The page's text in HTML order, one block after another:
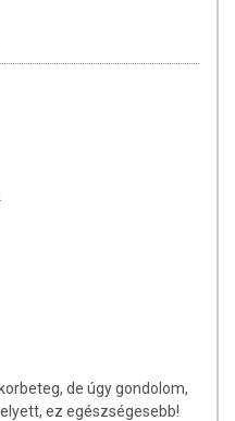
de úgy gondolom,
ez egészségesebb!